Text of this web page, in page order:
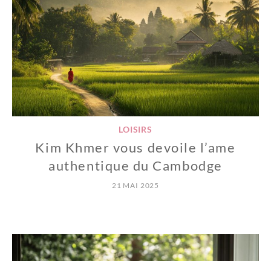
LOISIRS
Kim Khmer vous devoile l’ame
authentique du Cambodge
21 MAI 2025